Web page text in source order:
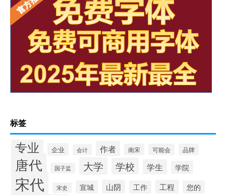
标签
专业 企业 会计 作者 南宋 可能会 品牌
唐代 国子监 大学 学校 学生 学院
宋代 宋史 宣城 山阴 工作 工程 您的